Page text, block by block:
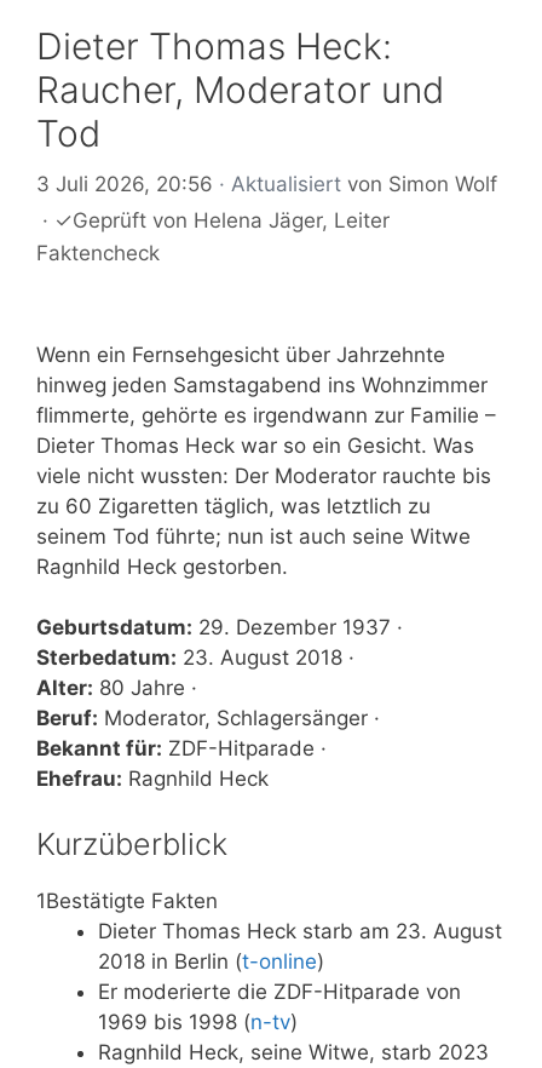
Dieter Thomas Heck:
Raucher, Moderator und
Tod
3 Juli 2026, 20:56 · Aktualisiert von Simon Wolf
· ✓Geprüft von Helena Jäger, Leiter
Faktencheck
Wenn ein Fernsehgesicht über Jahrzehnte
hinweg jeden Samstagabend ins Wohnzimmer
flimmerte, gehörte es irgendwann zur Familie –
Dieter Thomas Heck war so ein Gesicht. Was
viele nicht wussten: Der Moderator rauchte bis
zu 60 Zigaretten täglich, was letztlich zu
seinem Tod führte; nun ist auch seine Witwe
Ragnhild Heck gestorben.
Geburtsdatum: 29. Dezember 1937 ·
Sterbedatum: 23. August 2018 ·
Alter: 80 Jahre ·
Beruf: Moderator, Schlagersänger ·
Bekannt für: ZDF-Hitparade ·
Ehefrau: Ragnhild Heck
Kurzüberblick
1Bestätigte Fakten
Dieter Thomas Heck starb am 23. August
2018 in Berlin (t-online)
Er moderierte die ZDF-Hitparade von
1969 bis 1998 (n-tv)
Ragnhild Heck, seine Witwe, starb 2023